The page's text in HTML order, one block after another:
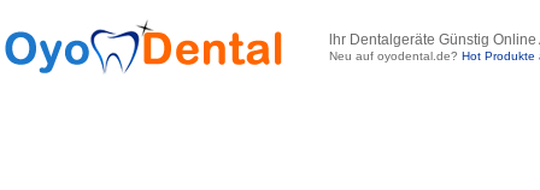
lhr Dentalgeräte Günstig
Neu auf oyodental.de? Hot Produkte